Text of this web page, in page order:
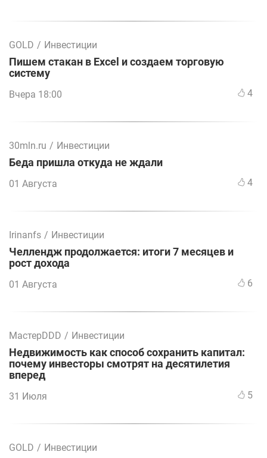
GOLD / Инвестиции
Пишем стакан в Excel и создаем торговую
систему
Вчера 18:00 4
30mln.ru / Инвестиции
Беда пришла откуда не ждали
01 Августа 4
Irinanfs / Инвестиции
Челлендж продолжается: итоги 7 месяцев и
рост дохода
01 Августа 6
МастерDDD / Инвестиции
Недвижимость как способ сохранить капитал:
почему инвесторы смотрят на десятилетия
вперед
31 Июля 5
GOLD / Инвестиции